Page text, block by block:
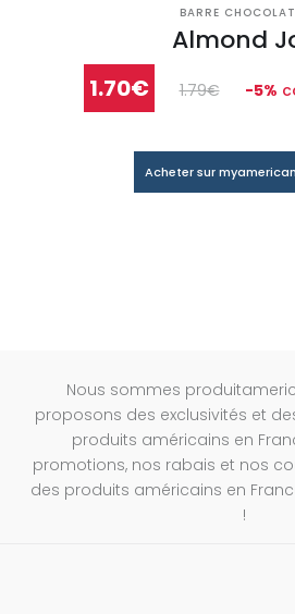
BARRE
Almond
1.70€ 1.79€ -5%
Acheter sur
Nous sommes
proposons des exclusivités et
produits américains en
promotions, nos rabais et nos
des produits américains en
!